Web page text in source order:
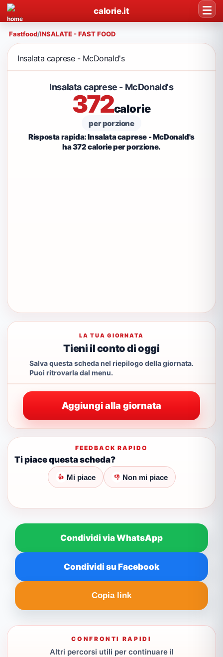
calorie.it
Fastfood/INSALATE - FAST FOOD
Insalata caprese - McDonald's
Insalata caprese - McDonald's
372calorie
per porzione
Risposta rapida: Insalata caprese - McDonald's
ha 372 calorie per porzione.
LA TUA GIORNATA
Tieni il conto di oggi
Salva questa scheda nel riepilogo della giornata.
Puoi ritrovarla dal menu.
Aggiungi alla giornata
FEEDBACK RAPIDO
Ti piace questa scheda?
👍 Mi piace 👎 Non mi piace
Condividi via WhatsApp
Condividi su Facebook
Copia link
CONFRONTI RAPIDI
Altri percorsi utili per continuare il